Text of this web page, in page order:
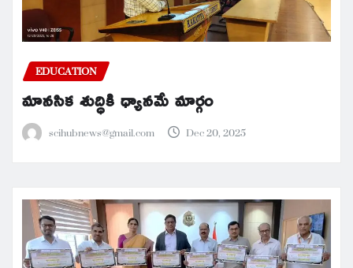
EDUCATION
మానసిక శుద్ధికి ధ్యానమే మార్గం
scihubnews@gmail.com Dec 20, 2025